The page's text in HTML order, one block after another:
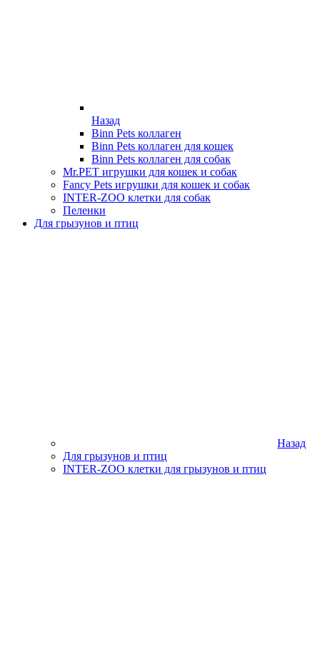
Назад
Binn Pets коллаген
Binn Pets коллаген для кошек
Binn Pets коллаген для собак
Mr.PET игрушки для кошек и собак
Fancy Pets игрушки для кошек и собак
INTER-ZOO клетки для собак
Пеленки
Для грызунов и птиц
Назад
Для грызунов и птиц
INTER-ZOO клетки для грызунов и птиц